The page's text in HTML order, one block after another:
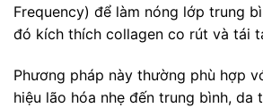
Frequency) để làm nóng lớp trung
đó kích thích collagen co rút và tái
Phương pháp này thường phù hợp
hiệu lão hóa nhẹ đến trung bình, da